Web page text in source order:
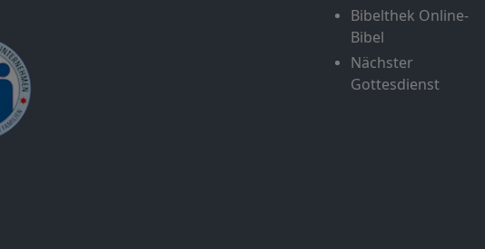
Bibelthek Online-
Bibel
Nächster
Gottesdienst